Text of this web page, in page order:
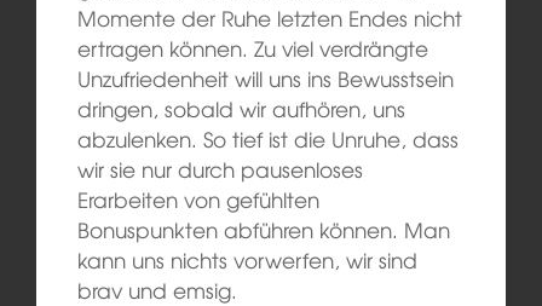
Momente der Ruhe letzten Endes nicht
ertragen können. Zu viel verdrängte
Unzufriedenheit will uns ins Bewusstsein
dringen, sobald wir aufhören, uns
abzulenken. So tief ist die Unruhe, dass
wir sie nur durch pausenloses
Erarbeiten von gefühlten
Bonuspunkten abführen können. Man
kann uns nichts vorwerfen, wir sind
brav und emsig.